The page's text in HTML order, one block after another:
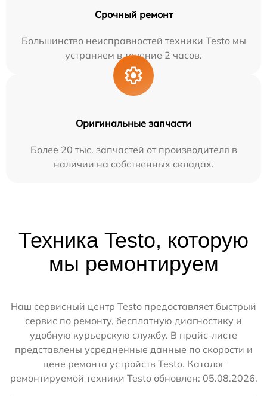
Срочный ремонт
Большинство неисправностей техники Testo мы
устраняем в течение 2 часов.
Оригинальные запчасти
Более 20 тыс. запчастей от производителя в
наличии на собственных складах.
Техника Testo, которую
мы ремонтируем
Наш сервисный центр Testo предоставляет быстрый
сервис по ремонту, бесплатную диагностику и
удобную курьерскую службу. В прайс-листе
представлены усредненные данные по скорости и
цене ремонта устройств Testo. Каталог
ремонтируемой техники Testo обновлен: 05.08.2026.